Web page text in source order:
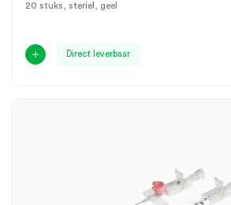
20 stuks, steriel, geel
Direct leverbaar